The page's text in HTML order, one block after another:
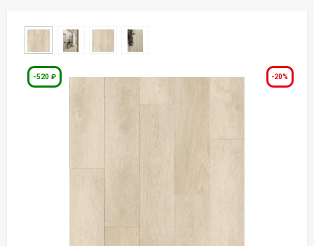
-20%
-520₽